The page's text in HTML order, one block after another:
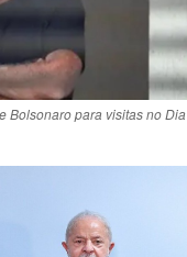
Bolsonaro para visitas no Dia